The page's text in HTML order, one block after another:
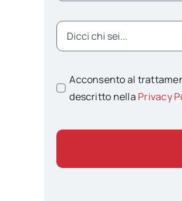
Acconsento al
descritto nella Privacy